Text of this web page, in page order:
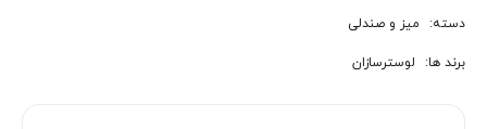
دسته: میز و صندلی
برند ها: لوسترسازان